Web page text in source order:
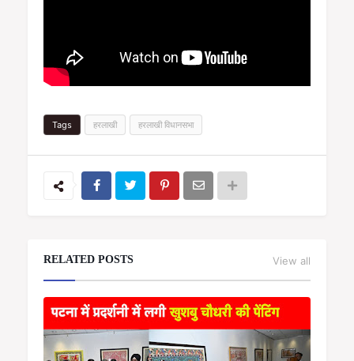
Tags हरलाखी हरलाखी विधानसभा
RELATED POSTS View all